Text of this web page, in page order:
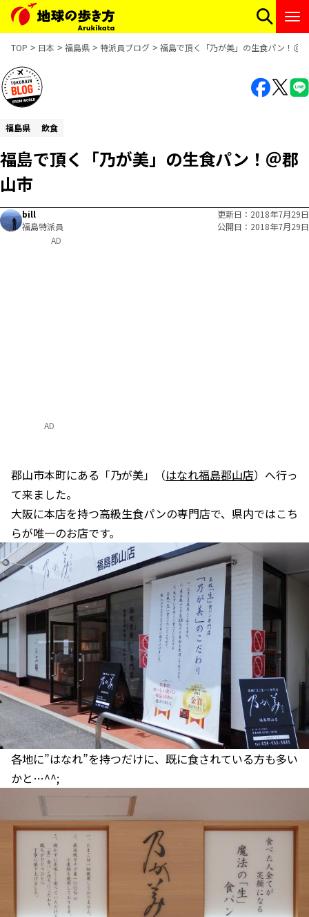
TOP 日本 福島県 特派員ブログ 福島で頂く「乃が美」の生食パン！＠
福島県 飲食
福島で頂く「乃が美」の生食パン！＠郡
山市
bill
福島特派員
更新日
2018年7月29日
公開日
2018年7月29日
AD
郡山市本町にある「乃が美」（はなれ福島郡山店）へ行っ
て来ました。
大阪に本店を持つ高級生食パンの専門店で、県内ではこち
らが唯一のお店です。
各地に”はなれ”を持つだけに、既に食されている方も多い
かと…^^;
AD